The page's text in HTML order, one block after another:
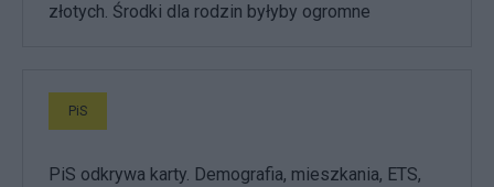
złotych. Środki dla rodzin byłyby ogromne
PiS
PiS odkrywa karty. Demografia, mieszkania, ETS,